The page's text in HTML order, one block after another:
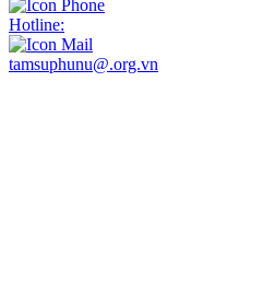
Hotline:
tamsuphunu@.org.vn